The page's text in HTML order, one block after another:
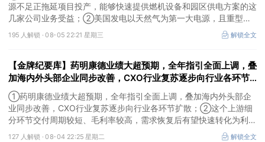
源不足正拖延项目投产，能够快速提供燃机设备和园区供电方案的这
几家公司业务受益；②美国发电以天然气为第一大电源，且重型燃
机更适合规模较大、持续运行的数据中心园区，透平叶片为上游主要
卡产能环节，这家国内公司已与国外燃机巨头签署多年供货协议；
采购规模已经超过上一年全年，这几家企业为国内特高压设备头部企
业。
195 人解锁 ·08-05 22:21 星期三 解锁全文
【金牌纪要库】药明康德业绩大超预期，全年指引全面上调，叠
加海内外头部企业同步改善，CXO行业复苏逐步向行业各环节
扩散，这个上游细分环节交付周期较短、毛利率较高，需求恢复
后有望快速转化为利润
①药明康德业绩大超预期，全年指引全面上调，叠加海内外头部企
业同步改善，CXO行业复苏逐步向行业各环节扩散；②这个上游细
分环节交付周期较短、毛利率较高，需求恢复后有望快速转化为利
润，率先完成客户认证并具备规模化生产能力的企业竞争优势更明
127 人解锁 ·08-04 22:25 星期二 解锁全文